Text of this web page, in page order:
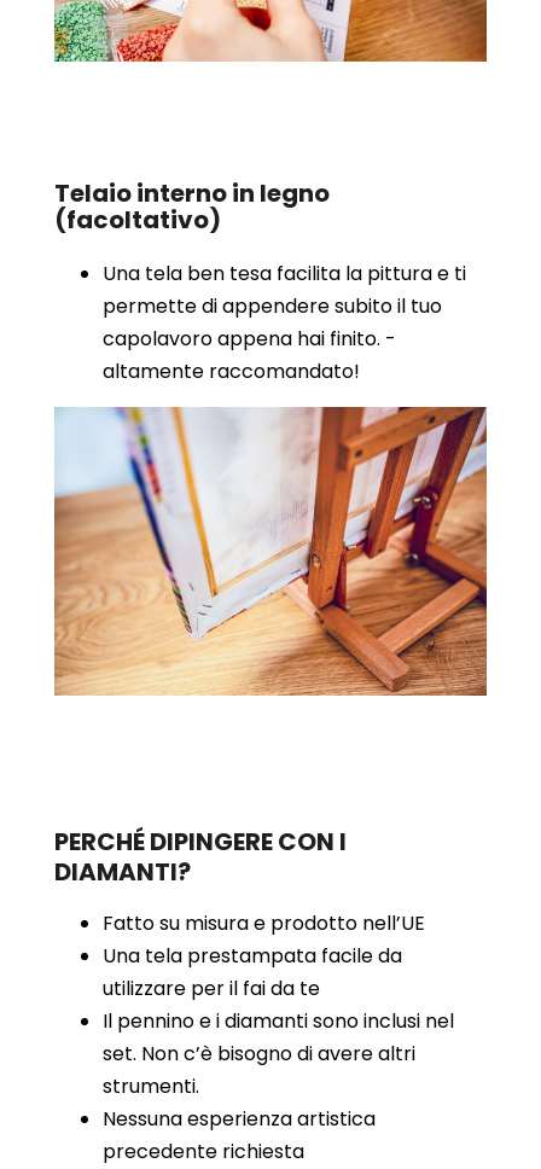
Telaio interno in legno
(facoltativo)
Una tela ben tesa facilita la pittura e ti
permette di appendere subito il tuo
capolavoro appena hai finito. -
altamente raccomandato!
PERCHÉ DIPINGERE CON I
DIAMANTI?
Fatto su misura e prodotto nell’UE
Una tela prestampata facile da
utilizzare per il fai da te
Il pennino e i diamanti sono inclusi nel
set. Non c’è bisogno di avere altri
strumenti.
Nessuna esperienza artistica
precedente richiesta